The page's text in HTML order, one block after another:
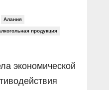
Алания
продукция
экономической